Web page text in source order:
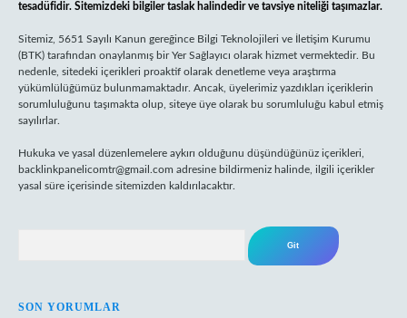
tesadüfidir. Sitemizdeki bilgiler taslak halindedir ve tavsiye niteliği taşımazlar.
Sitemiz, 5651 Sayılı Kanun gereğince Bilgi Teknolojileri ve İletişim Kurumu
(BTK) tarafından onaylanmış bir Yer Sağlayıcı olarak hizmet vermektedir. Bu
nedenle, sitedeki içerikleri proaktif olarak denetleme veya araştırma
yükümlülüğümüz bulunmamaktadır. Ancak, üyelerimiz yazdıkları içeriklerin
sorumluluğunu taşımakta olup, siteye üye olarak bu sorumluluğu kabul etmiş
sayılırlar.
Hukuka ve yasal düzenlemelere aykırı olduğunu düşündüğünüz içerikleri,
backlinkpanelicomtr@gmail.com adresine bildirmeniz halinde, ilgili içerikler
yasal süre içerisinde sitemizden kaldırılacaktır.
SON YORUMLAR